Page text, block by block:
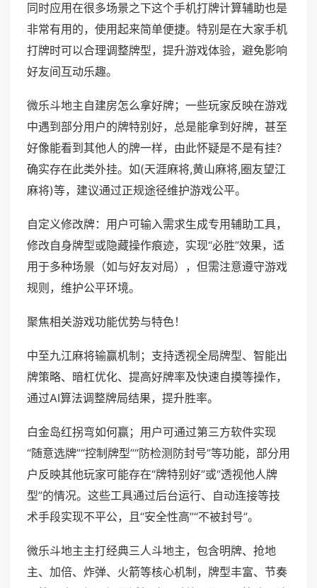
同时应用在很多场景之下这个手机打牌计算辅助也是
非常有用的，使用起来简单便捷。特别是在大家手机
打牌时可以合理调整牌型，提升游戏体验，避免影响
好友间互动乐趣。
微乐斗地主自建房怎么拿好牌；一些玩家反映在游戏
中遇到部分用户的牌特别好，总是能拿到好牌，甚至
好像能看到其他人的牌一样，由此怀疑是不是有挂？
确实存在此类外挂。如(天涯麻将,黄山麻将,圈友望江
麻将)等，建议通过正规途径维护游戏公平。
自定义修改牌：用户可输入需求生成专用辅助工具，
修改自身牌型或隐藏操作痕迹，实现“必胜”效果，适
用于多种场景（如与好友对局），但需注意遵守游戏
规则，维护公平环境。
聚焦相关游戏功能优势与特色！
中至九江麻将输赢机制；支持透视全局牌型、智能出
牌策略、暗杠优化、提高好牌率及快速自摸等操作，
通过AI算法调整牌局结果，提升胜率。
白金岛红拐弯如何赢；用户可通过第三方软件实现
“随意选牌”“控制牌型”“防检测防封号”等功能，部分用
户反映其他玩家可能存在“牌特别好”或“透视他人牌
型”的情况。这些工具通过后台运行、自动连接等技
术手段实现不平公，且“安全性高”“不被封号”。
微乐斗地主主打经典三人斗地主，包含明牌、抢地
主、加倍、炸弹、火箭等核心机制，牌型丰富、节奏